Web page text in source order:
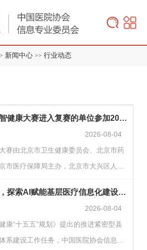
新闻中心 >> 行业动态
诚邀首届全国数智健康大赛进入复赛的单位参加2026年“数据要素×”大赛北京分赛
2026-08-04
赛由北京市卫生健康委员会、北京市药
市医疗保障局主办，北京市大兴区人民
域创新成果落地，诚邀进入复赛的单位
素×”大赛北京分赛（以下简称“北京分
如下：一、两赛互通，直接晋级首届全
年“数据要素×”大赛北京分赛已实现赛
弘扬井冈山精神，探索AI赋能基层医疗信息化建设新路径
2026-08-04
康“十五五”规划》提出的推进紧密型县
系建设工作任务，中国医院协会信息专